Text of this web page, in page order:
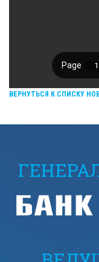
ВЕРНУТЬСЯ К СПИСКУ